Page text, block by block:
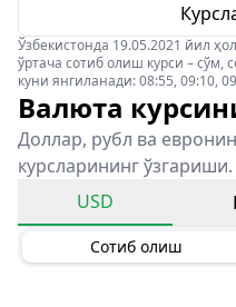
Ўзбекистонда 19.05.2021 йил
ўртача сотиб олиш курси – сўм,
куни янгиланади: 08:55, 09:10,
Валюта
Доллар, рубл ва
курсларининг ўзгариши.
USD
Сотиб олиш